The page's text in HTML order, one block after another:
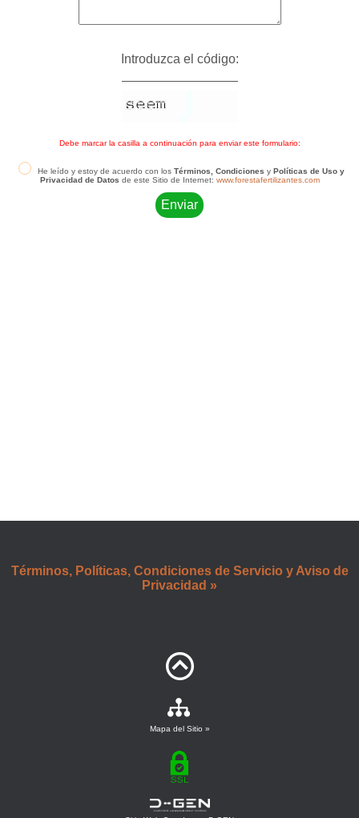
Introduzca el código:
Debe marcar la casilla a continuación para enviar este formulario:
He leído y estoy de acuerdo con los Términos, Condiciones y Políticas de Uso y
Privacidad de Datos de este Sitio de Internet: www.forestafertilizantes.com
Términos, Políticas, Condiciones de Servicio y Aviso de
Privacidad »
Mapa del Sitio »